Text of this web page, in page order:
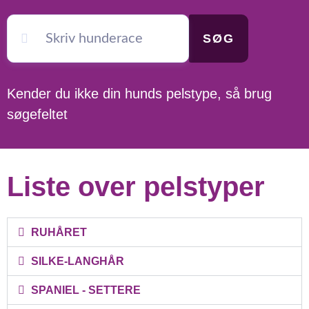
SØG
Kender du ikke din hunds pelstype, så brug
søgefeltet
Liste over pelstyper
RUHÅRET
SILKE-LANGHÅR
SPANIEL - SETTERE